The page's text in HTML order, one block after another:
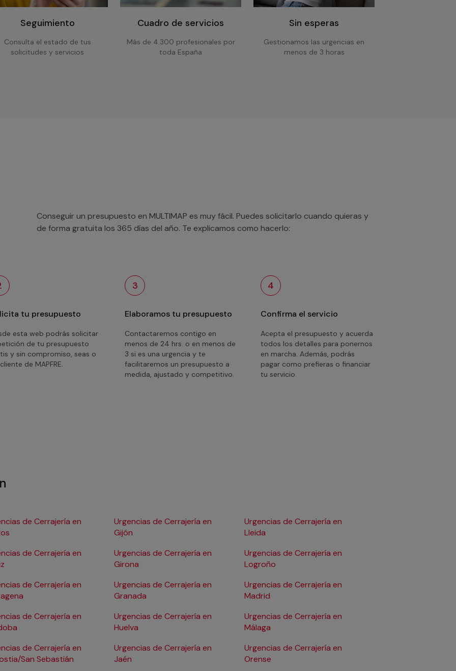
Seguimiento
Consulta el estado de tus
solicitudes y servicios
Cuadro de servicios
Más de 4.300 profesionales por
toda España
Sin esperas
Gestionamos las urgencias en
menos de 3 horas
Conseguir un presupuesto en MULTIMAP es muy fácil. Puedes solicitarlo cuando quieras y
de forma gratuita los 365 días del año. Te explicamos como hacerlo:
tu presupuesto
esta web podrás solicitar
de tu presupuesto
y sin compromiso, seas o
de MAPFRE.
3
Elaboramos tu presupuesto
Contactaremos contigo en
menos de 24 hrs. o en menos de
3 si es una urgencia y te
facilitaremos un presupuesto a
medida, ajustado y competitivo.
4
Confirma el servicio
Acepta el presupuesto y acuerda
todos los detalles para ponernos
en marcha. Además, podrás
pagar como prefieras o financiar
tu servicio.
de Cerrajería en
de Cerrajería en
de Cerrajería en
de Cerrajería en
de Cerrajería en
San Sebastián
Urgencias de Cerrajería en
Gijón
Urgencias de Cerrajería en
Girona
Urgencias de Cerrajería en
Granada
Urgencias de Cerrajería en
Huelva
Urgencias de Cerrajería en
Jaén
Urgencias de Cerrajería en
Lleida
Urgencias de Cerrajería en
Logroño
Urgencias de Cerrajería en
Madrid
Urgencias de Cerrajería en
Málaga
Urgencias de Cerrajería en
Orense